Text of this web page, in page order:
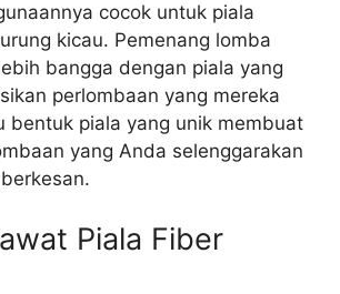
cocok untuk piala
kicau. Pemenang lomba
bangga dengan piala yang
perlombaan yang mereka
bentuk piala yang unik membuat
yang Anda selenggarakan
Piala Fiber